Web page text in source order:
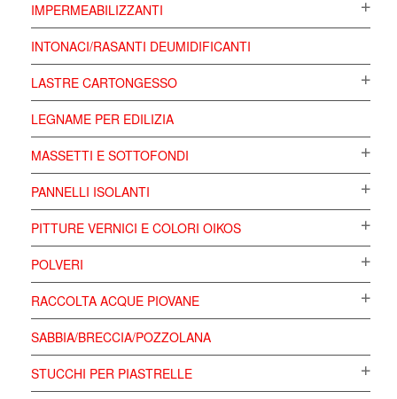
IMPERMEABILIZZANTI
INTONACI/RASANTI DEUMIDIFICANTI
LASTRE CARTONGESSO
LEGNAME PER EDILIZIA
MASSETTI E SOTTOFONDI
PANNELLI ISOLANTI
PITTURE VERNICI E COLORI OIKOS
POLVERI
RACCOLTA ACQUE PIOVANE
SABBIA/BRECCIA/POZZOLANA
STUCCHI PER PIASTRELLE